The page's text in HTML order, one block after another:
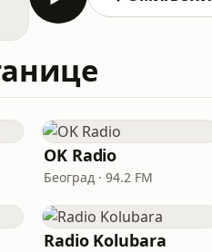
OK Radio
Београд · 94.2 FM
Radio Kolubara